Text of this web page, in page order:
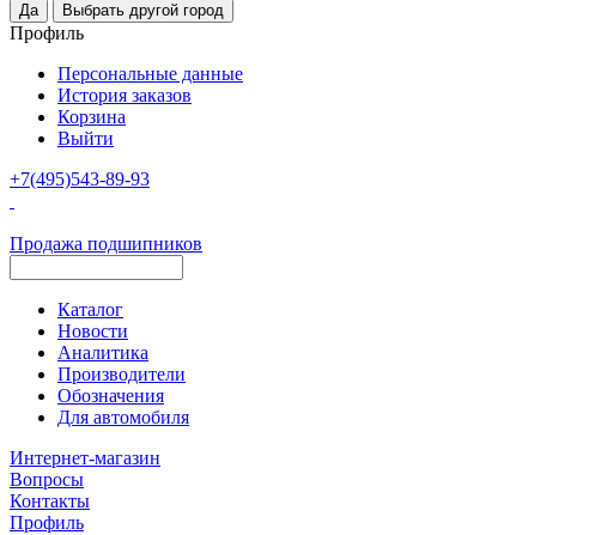
Профиль
Персональные данные
История заказов
Корзина
Выйти
+7(495)543-89-93
Продажа подшипников
Каталог
Новости
Аналитика
Производители
Обозначения
Для автомобиля
Интернет-магазин
Вопросы
Контакты
Профиль